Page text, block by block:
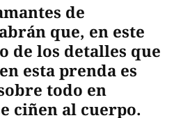
de
que, en este
de los detalles que
esta prenda es
todo en
ciñen al cuerpo.